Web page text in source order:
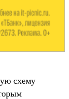
схему